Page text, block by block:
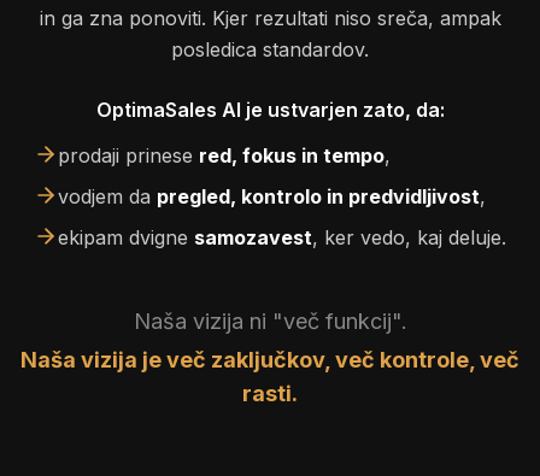
in ga zna ponoviti. Kjer rezultati niso sreča, ampak
posledica standardov.
OptimaSales AI je ustvarjen zato, da:
prodaji prinese red, fokus in tempo,
vodjem da pregled, kontrolo in predvidljivost,
ekipam dvigne samozavest, ker vedo, kaj deluje.
Naša vizija ni "več funkcij".
Naša vizija je več zaključkov, več kontrole, več
rasti.